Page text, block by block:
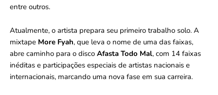
entre outros.
Atualmente, o artista prepara seu primeiro trabalho solo. A
mixtape More Fyah, que leva o nome de uma das faixas,
abre caminho para o disco Afasta Todo Mal, com 14 faixas
inéditas e participações especiais de artistas nacionais e
internacionais, marcando uma nova fase em sua carreira.